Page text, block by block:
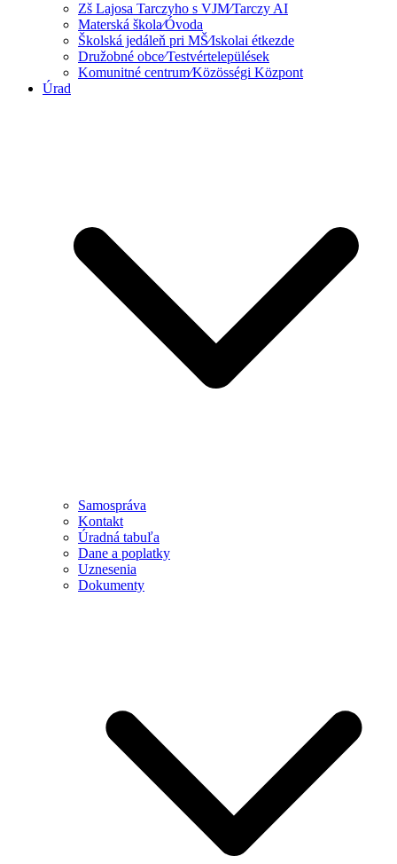
Zš Lajosa Tarczyho s VJM⁄Tarczy AI
Materská škola⁄Óvoda
Školská jedáleň pri MŠ⁄Iskolai étkezde
Družobné obce⁄Testvértelepülések
Komunitné centrum⁄Közösségi Központ
Úrad
Samospráva
Kontakt
Úradná tabuľa
Dane a poplatky
Uznesenia
Dokumenty